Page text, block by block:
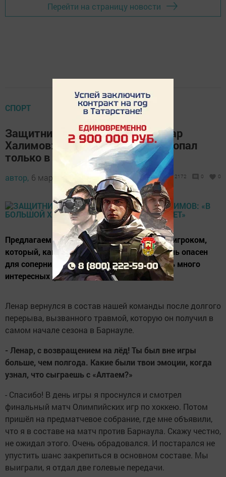
Перейти на страницу новости
СПОРТ
Защитник ХК «Чебоксары» Ленар
Халимов: «В большой хоккей я попал
только в 14 лет»
автор, 6 марта 2018 - 18:32 2172 0 0
Предлагаем вашему вниманию интервью с игроком,
который, как разведчик, незаметен, но очень опасен
для соперника. В биографии которого очень много
интересных фактов.
Ленар вернулся в состав нашей команды после долгого
перерыва, вызванного травмой, которую он получил в
самом начале сезона в Барнауле.
- Ленар, с возвращением на лёд! Ты был вне игры
больше, чем полгода. Какие были твои эмоции, когда
узнал, что сыграешь с «Алтаем?»
- Спасибо! В день игры я проснулся и смотрел
финальный матч Олимпийских игр по хоккею. Потом
пришёл на предматчевое собрание, где мне объявили,
что я в составе на матч против Барнаула. Скажу честно,
не ожидал этого. Очень обрадовался. И постарался не
упустить шанс закрепиться в основном составе. Мы
выиграли, я отдал две голевые передачи.